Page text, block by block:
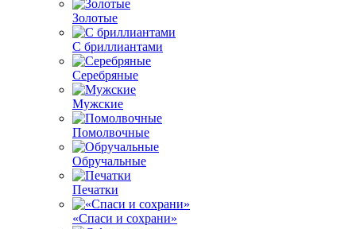
Золотые
С бриллиантами
Серебряные
Мужские
Помолвочные
Обручальные
Печатки
«Спаси и сохрани»